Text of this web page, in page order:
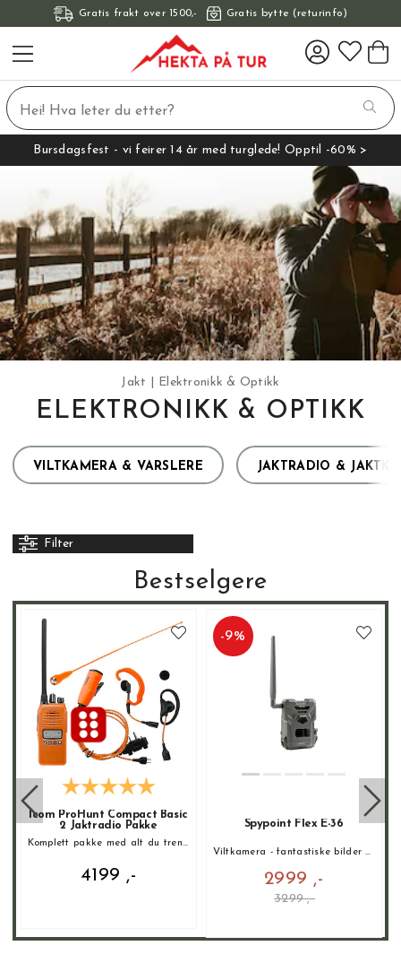
Gratis frakt over 1500,- Gratis bytte (returinfo)
Bursdagsfest - vi feirer 14 år med turglede! Opptil -60% >
Jakt Elektronikk & Optikk
ELEKTRONIKK & OPTIKK
VILTKAMERA & VARSLERE JAKTRADIO &
Filter
Bestselgere
Icom ProHunt Compact Basic
2 Jaktradio Pakke
Komplett pakke med alt du trenger!
4199 ,-
-9%
Spypoint Flex E-36
Viltkamera - fantastiske bilder og video!
2999 ,-
3299 ,-